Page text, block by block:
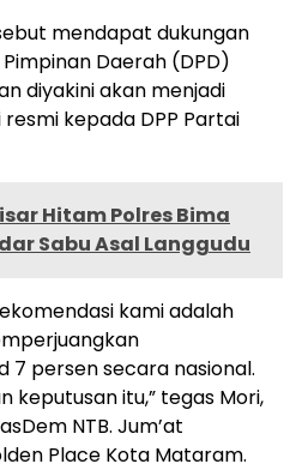
mendapat dukungan
Daerah (DPD)
diyakini akan menjadi
kepada DPP Partai
Hitam Polres Bima
Sabu Asal Langgudu
kami adalah
persen secara nasional.
keputusan itu,” tegas Mori,
NTB. Jum’at
Place Kota Mataram.